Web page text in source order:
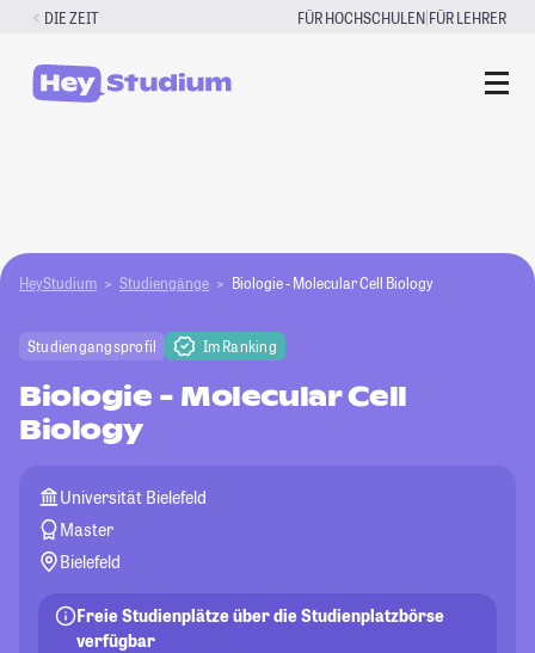
Zum
springen
DIE ZEIT FÜR HOCHSCHULEN|FÜR LEHRER
HeyStudium Studiengänge Biologie - Molecular Cell Biology
Studiengangsprofil Im Ranking
Biologie - Molecular Cell
Biology
Universität Bielefeld
Master
Bielefeld
Freie Studienplätze über die Studienplatzbörse
verfügbar